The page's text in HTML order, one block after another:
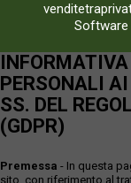
Software
PERSONALI
SS. DEL
(GDPR)
Premessa - In questa
sito, con riferimento al